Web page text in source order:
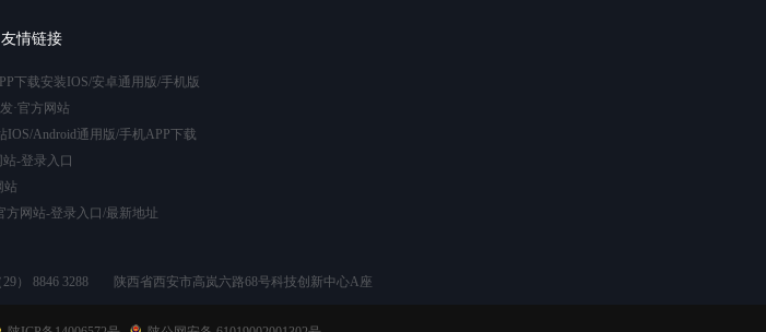
友情链接
下载安装IOS/安卓通用版/手机版
·官方网站
IOS/Android通用版/手机APP下载
站-登录入口
站
方网站-登录入口/最新地址
） 8846 3288 陕西省西安市高岚六路68号科技创新中心A座